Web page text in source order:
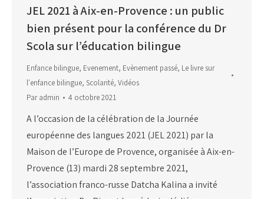
JEL 2021 à Aix-en-Provence : un public
bien présent pour la conférence du Dr
Scola sur l’éducation bilingue
Enfance bilingue, Evenement, Evènement passé, Le livre sur
l'enfance bilingue, Scolarité, Vidéos
Paradmin 4 octobre 2021
A l’occasion de la célébration de la Journée
européenne des langues 2021 (JEL 2021) par la
Maison de l’Europe de Provence, organisée à Aix-en-
Provence (13) mardi 28 septembre 2021,
l’association franco-russe Datcha Kalina a invité